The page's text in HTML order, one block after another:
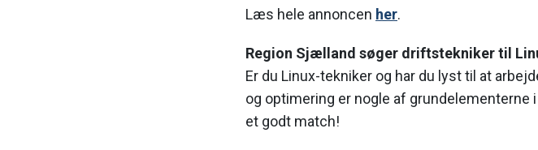
Læs hele annoncen her.
Region Sjælland søger driftstekniker til
Er du Linux-tekniker og har du lyst til at
og optimering er nogle af
et godt match!